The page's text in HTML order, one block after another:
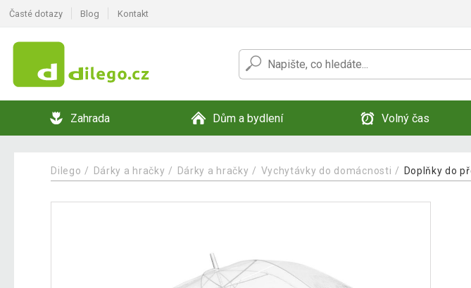
Časté dotazy Blog Kontakt
Zahrada Dům a bydlení Volný čas
Dilego Dárky a hračky Dárky a hračky Vychytávky do domácnosti Doplňky do